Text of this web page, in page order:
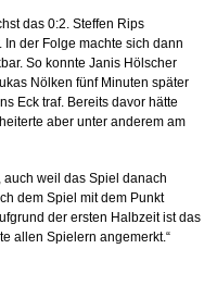
das 0:2. Steffen Rips
der Folge machte sich dann
So konnte Janis Hölscher
Nölken fünf Minuten später
Eck traf. Bereits davor hätte
aber unter anderem am
auch weil das Spiel danach
dem Spiel mit dem Punkt
der ersten Halbzeit ist das
allen Spielern angemerkt.“